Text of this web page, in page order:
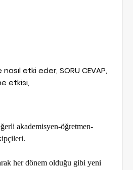
etki eder, SORU CEVAP,
etkisi,
akademisyen-öğretmen-
her dönem olduğu gibi yeni